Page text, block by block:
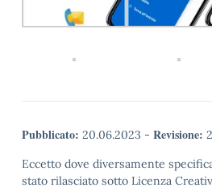
Pubblicato: 20.06.2023 - Revisione:
Eccetto dove diversamente
stato rilasciato sotto Licenza